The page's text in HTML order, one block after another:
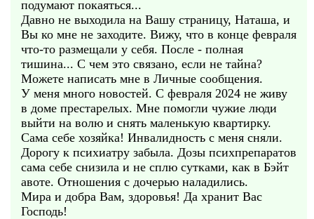
подумают покаяться...
Давно не выходила на Вашу страницу, Наташа, и
Вы ко мне не заходите. Вижу, что в конце февраля
что-то размещали у себя. После - полная
тишина... С чем это связано, если не тайна?
Можете написать мне в Личные сообщения.
У меня много новостей. С февраля 2024 не живу
в доме престарелых. Мне помогли чужие люди
выйти на волю и снять маленькую квартирку.
Сама себе хозяйка! Инвалидность с меня сняли.
Дорогу к психиатру забыла. Дозы психпрепаратов
сама себе снизила и не сплю сутками, как в Бэйт
авоте. Отношения с дочерью наладились.
Мира и добра Вам, здоровья! Да хранит Вас
Господь!